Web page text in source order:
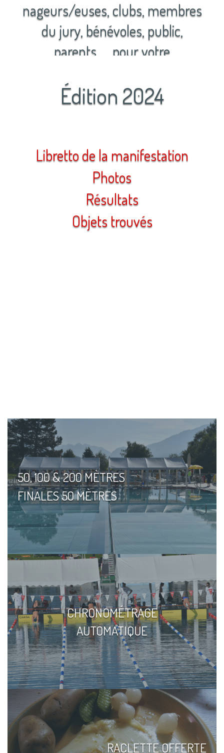
nageurs/euses, clubs, membres
du jury, bénévoles, public,
parents, ... pour votre
Édition 2024
Libretto de la manifestation
Photos
Résultats
Objets trouvés
50, 100 & 200 MÈTRES
FINALES 50 MÈTRES
CHRONOMÉTRAGE
AUTOMATIQUE
RACLETTE OFFERTE